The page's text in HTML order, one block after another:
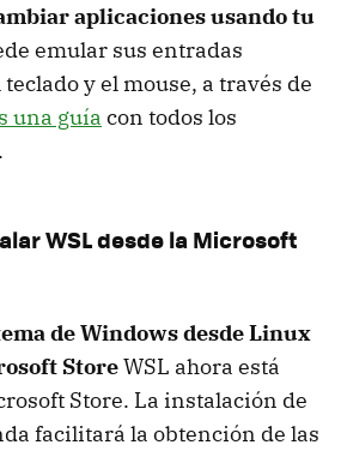
aplicaciones usando tu
emular sus entradas
y el mouse, a través de
una guía con todos los
WSL desde la Microsoft
de Windows desde Linux
StoreWSL ahora está
Store. La instalación de
facilitará la obtención de las